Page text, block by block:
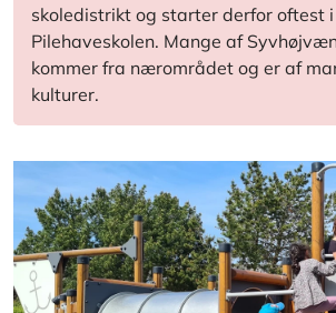
skoledistrikt og starter derfor oftest i
Pilehaveskolen. Mange af
kommer fra nærområdet og er af
kulturer.